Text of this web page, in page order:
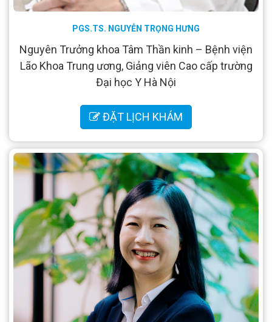
PGS.TS. NGUYỄN TRỌNG HƯNG
Nguyên Trưởng khoa Tâm Thần kinh – Bệnh viện
Lão Khoa Trung ương, Giảng viên Cao cấp trường
Đại học Y Hà Nội
ĐẶT LỊCH KHÁM